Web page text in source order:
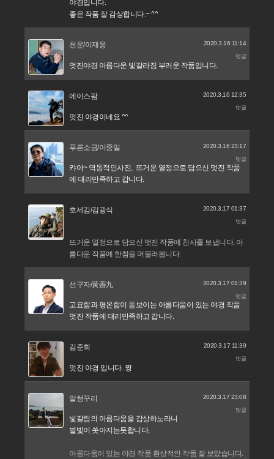
야경입니다.
좋은 작품 잘 감상합니다.~ ^^
천운/이재웅 2020.3.16 11:14
댓글
멋진야경 아름다운 빛갈라짐 부러운 작품입니다.
에이스팜 2020.3.16 12:35
댓글
멋진 야경이네요 ^^
푸른소금/이중일 2020.3.16 23:17
댓글
캬아~ 역동적인사진, 뜨거운 열정으로 담으신 멋진 작품
에 대리만족하고 갑니다.
호세김/김광식 2020.3.17 01:37
댓글
뜨거운 열정으로 담으신 멋진 작품에 찬사를 보냅니다. 아
름다운 작품에 한참을 머물러봅니다.
선구자/黃善九 2020.3.17 01:39
댓글
고요함과 평온함이 돋보이는 아름다움이 있는 야경 작품
멋진 작품에 대리만족하고 갑니다.
김준회 2020.3.17 11:39
댓글
멋진 야경 입니다. 짱
말썽꾸리 2020.3.17 23:08
댓글
빛갈림의 아름다움을 감상하노라니
별빛이 쏫아지는듯합니다.
아름다움이 있는 야경 작품 환상적인 작품 잘 보았습니다.